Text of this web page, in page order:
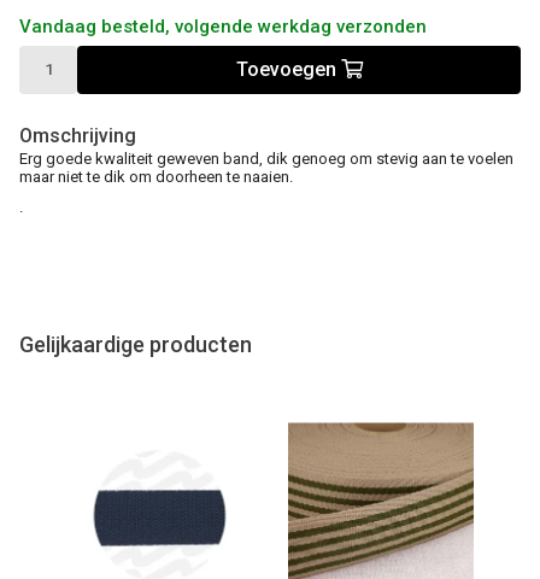
Vandaag besteld, volgende werkdag verzonden
Toevoegen
Omschrijving
Erg goede kwaliteit geweven band, dik genoeg om stevig aan te voelen
maar niet te dik om doorheen te naaien.
Gelijkaardige producten